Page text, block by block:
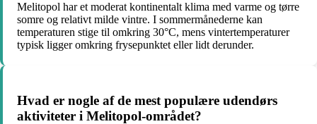
Melitopol har et moderat kontinentalt klima med varme og tørre
somre og relativt milde vintre. I sommermånederne kan
temperaturen stige til omkring 30°C, mens vintertemperaturer
typisk ligger omkring frysepunktet eller lidt derunder.
Hvad er nogle af de mest populære udendørs
aktiviteter i Melitopol-området?